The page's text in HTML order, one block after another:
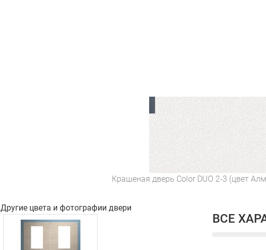
Крашеная дверь Color DUO 2-3 (цвет
Другие цвета и фотографии двери
ВСЕ